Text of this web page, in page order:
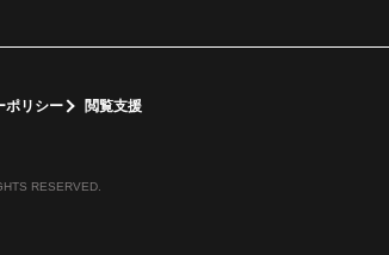
ポリシー 閲覧支援
RESERVED.